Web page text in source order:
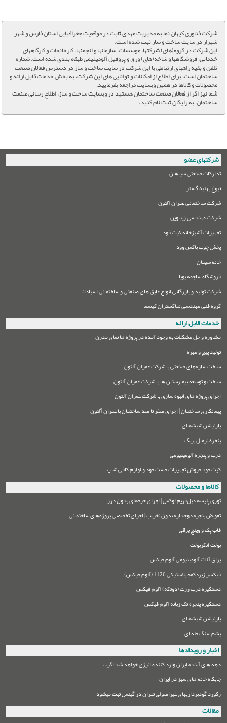
شرکت فناوری کیهان نما به مدیریت مهدی ثابت در موقعیت جغرافیایی استان فارس و شهر
شیراز در سایت ساخت و ساز ثبت شده است.
این شرکت در گروه(های) شرکتها، موسسات، سازمانها و انجمنها، کارخانجات و کارگاههای
خدماتی، فروشگاهها و شاخه(های) ورق و پروفیل آلومینیمی طبقه بندی شده است. شماره
تلفن و بقیه راههای ارتباطی با این شرکت در سایت ساخت و ساز در دسترس فعالان صنعت
ساختمان است. برای اطلاع از امکانات و توانایی های این شرکت، به بخش خدمات قابل ارائه و
محصولات و کالاها در همین وبسایت مراجعه بفرمایید.
شما نیز اگر از فعالان صنعت ساختمان هستید در وبسایت ساخت و ساز، اطلاع رسانی صنعت
ساختمان، به رایگان ثبت نام کنید.
شرکتهای عضو
تدارکات صنعتی سپاهان
نبوغ بهنیه گستر
شرکت ساختمانی عمران آلتون
شرکت مهندسی زیباوین
تجهیزات آشپزخانه کیت فود
پخش چوب باکس وود
خانه سیمان
فروشگاه ساچمه پویا
شرکت تولید و بازرگانی انواع عایق های صنعتی و ساختمانی اسپادانا
گروه فنی مهندسی نماگستران کیسما
خدمات قابل ارائه
مشاوره و حل مشکلات به وجود آمده در پروژه ها نمای مدرن
تولید پیچ و مهره
ساخت سازه‌های صنعتی با شرکت عمران آلتون
ساخت و توسعه بیمارستان ها با شرکت عمران آلتون
اجرای پروژه های انبوه سازی با شرکت عمران آلتون
پیمانکاری ساختمان | اجرای صفر تا صد ساختمان با عمران آلتون
پارتیشن شیشه ای
پنجره ترمال بریک
درب و پنجره آلومینیومی
کیت فود فروش تجهیزات فست فود و لوازم کافی شاپ
کالاها و محصولات
توری پلیسه دبل‌فریم لوکس | اجرای حرفه‌ای بدون درز
تعویض پنجره دوجداره بدون تخریب | اجرای تخصصی پروژه‌های ساختمانی
قاب پک و وینچ برقی
بولت انکربولت
یراق آلات آلومینیومی آلوم فیکس
فیکسر زیردکمه پلاستیکی 1126 (آلوم فیکس)
دستگیره درب رزت (دوتکه) آلوم فیکس
دستگیره پنجره تک زبانه آلوم فیکس
پارتیشن شیشه ای
پشم سنگ فله ای
اخبار و رویدادها
دهه های آینده ایران وارد کننده انرژی خواهد شد اگر...
جایگاه خانه های سبز در ایران
رکورد گودبرداریهای غیراصولی تهران در گینس ثبت میشود
مقالات